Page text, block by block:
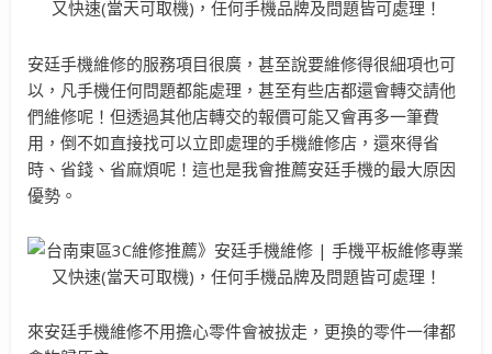
安廷手機維修的服務項目很廣，甚至說要維修得很細項也可
以，凡手機任何問題都能處理，甚至有些店都還會轉交請他
們維修呢！但透過其他店轉交的報價可能又會再多一筆費
用，倒不如直接找可以立即處理的手機維修店，還來得省
時、省錢、省麻煩呢！這也是我會推薦安廷手機的最大原因
優勢。
來安廷手機維修不用擔心零件會被拔走，更換的零件一律都